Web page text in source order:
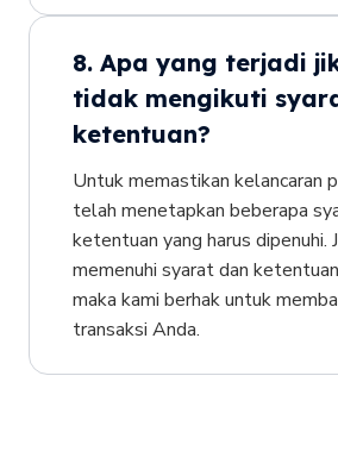
8. Apa yang terjadi
tidak mengikuti
ketentuan?
Untuk memastikan kelancaran
telah menetapkan beberapa
ketentuan yang harus dipenuhi.
memenuhi syarat dan
maka kami berhak untuk
transaksi Anda.